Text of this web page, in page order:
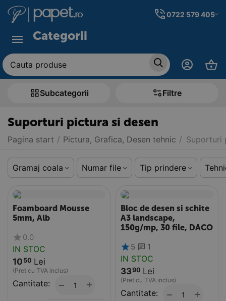
0722 579 405
Categorii
Subcategorii Filtre
Suporturi pictura si desen
Pagina start / Pictura, Grafica, Desen tehnic / Suporturi
Gramaj coala Numar file Tip prindere
Foamboard Mousse
5mm, Alb
0.0
IN STOC
10 50 Lei
(Pret cu TVA inclus)
Cantitate: +
−
Bloc de desen si schite
A3 landscape,
150g/mp, 30 file, DACO
5
1
IN STOC
3390 Lei
(Pret cu TVA inclus)
Cantitate: +
−